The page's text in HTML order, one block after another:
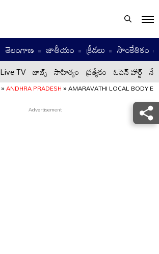
తెలంగాణ జాతీయం క్రీడలు సాంకేతికం
Live TV జాబ్స్ సాహిత్యం ప్రత్యేకం ఓపెన్ హార్ట్
»ANDHRA PRADESH»AMARAVATHI LOCAL BODY